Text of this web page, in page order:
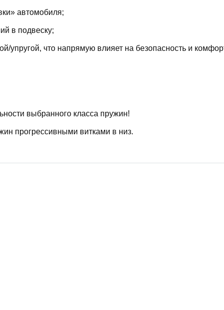
автомобиля;
в подвеску;
упругой, что напрямую влияет на безопасность и
выбранного класса пружин!
прогрессивными витками в низ.